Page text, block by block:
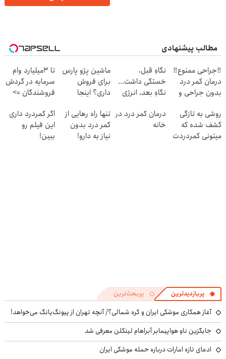
مطالب پیشنهادی
‼️جراحی ممنوع‼️
درمان کمر درد
بدون جراحی و
نگاهِ قبل،
خستگی داشت...
نگاهِ بعد، انرژی
25% تخفیف
ماشین پژو پارس
برای فروش
داری؟ اینجا
تا 3میلیارد وام
سرمایه در گردش
فروشندگان =>
ثبت کن
روشی به تازگی
کشف شده که
میتونی کمردردت
درمان کمر درد در
خانه
تنها راه رهایی از
کمر درد بدون
نیاز به دارو!
اگر کمردرد داری
این فیلم رو
ببین!
پربازدیدترین پربحث‌ترین
آغاز همکاری موشکی ایران و کره شمالی؟/ آنچه تهران از پیونگ‌یانگ می‌خواهد!
جایگزین ناو هواپیمابر آبراهام لینکلن معرفی شد
ادعای تازه امارات درباره حمله موشکی ایران